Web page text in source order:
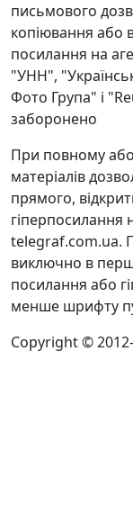
письмового
копіювання або
посилання на
"УНН",
Фото Група" і
заборонено
При повному
матеріалів
прямого,
гіперпосилання
telegraf.com.ua.
виключно в
посилання або
менше шрифту
Copyright ©